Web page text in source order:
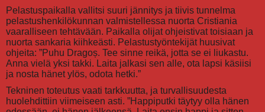
Pelastuspaikalla vallitsi suuri jännitys ja tiivis tunnelma
pelastushenkilökunnan valmistellessa nuorta Cristiania
vaaralliseen tehtävään. Paikalla olijat ohjeistivat toisiaan ja
nuorta sankaria kiihkeästi. Pelastustyöntekijät huusivat
ohjeita: ”Puhu Dragoș. Tee sinne reikä, jotta se ei liukastu.
Anna vielä yksi takki. Laita jalkasi sen alle, ota lapsi käsiisi
ja nosta hänet ylös, odota hetki.”
Tekninen toteutus vaati tarkkuutta, ja turvallisuudesta
huolehdittiin viimeiseen asti. ”Happiputki täytyy olla hänen